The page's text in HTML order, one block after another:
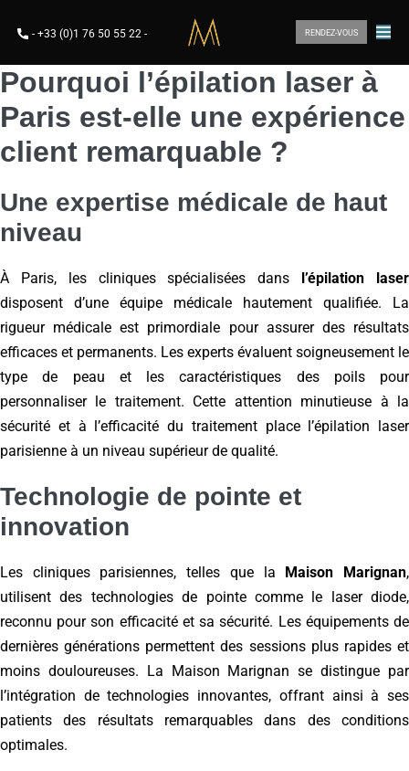
- +33 (0)1 76 50 55 22 - RENDEZ-VOUS
Pourquoi l’épilation laser à
Paris est-elle une expérience
client remarquable ?
Une expertise médicale de haut
niveau
À Paris, les cliniques spécialisées dans l’épilation laser
disposent d’une équipe médicale hautement qualifiée. La
rigueur médicale est primordiale pour assurer des résultats
efficaces et permanents. Les experts évaluent soigneusement le
type de peau et les caractéristiques des poils pour
personnaliser le traitement. Cette attention minutieuse à la
sécurité et à l’efficacité du traitement place l’épilation laser
parisienne à un niveau supérieur de qualité.
Technologie de pointe et
innovation
Les cliniques parisiennes, telles que la Maison Marignan,
utilisent des technologies de pointe comme le laser diode,
reconnu pour son efficacité et sa sécurité. Les équipements de
dernières générations permettent des sessions plus rapides et
moins douloureuses. La Maison Marignan se distingue par
l’intégration de technologies innovantes, offrant ainsi à ses
patients des résultats remarquables dans des conditions
optimales.